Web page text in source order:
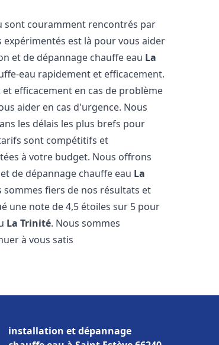
sont couramment rencontrés par
est là pour vous aider
et de dépannage chauffe eau La
eau rapidement et efficacement.
efficacement en cas de problème
aider en cas d'urgence. Nous
les délais les plus brefs pour
sont compétitifs et
à votre budget. Nous offrons
de dépannage chauffe eau La
fiers de nos résultats et
une note de 4,5 étoiles sur 5 pour
La Trinité. Nous sommes
à vous satis
installation et dépannage